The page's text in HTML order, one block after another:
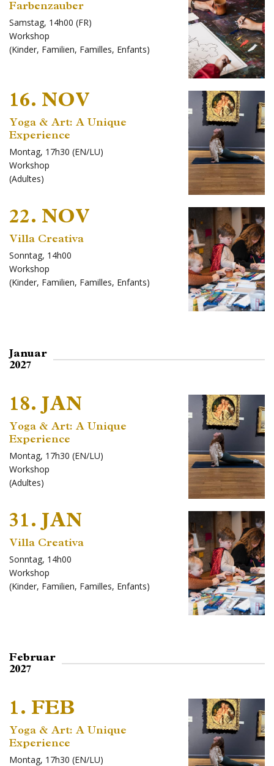
Farbenzauber
Samstag, 14h00 (FR)
Workshop
(Kinder, Familien, Familles, Enfants)
16. NOV
Yoga & Art: A Unique
Experience
Montag, 17h30 (EN/LU)
Workshop
(Adultes)
22. NOV
Villa Creativa
Sonntag, 14h00
Workshop
(Kinder, Familien, Familles, Enfants)
Januar
2027
18. JAN
Yoga & Art: A Unique
Experience
Montag, 17h30 (EN/LU)
Workshop
(Adultes)
31. JAN
Villa Creativa
Sonntag, 14h00
Workshop
(Kinder, Familien, Familles, Enfants)
Februar
2027
1. FEB
Yoga & Art: A Unique
Experience
Montag, 17h30 (EN/LU)